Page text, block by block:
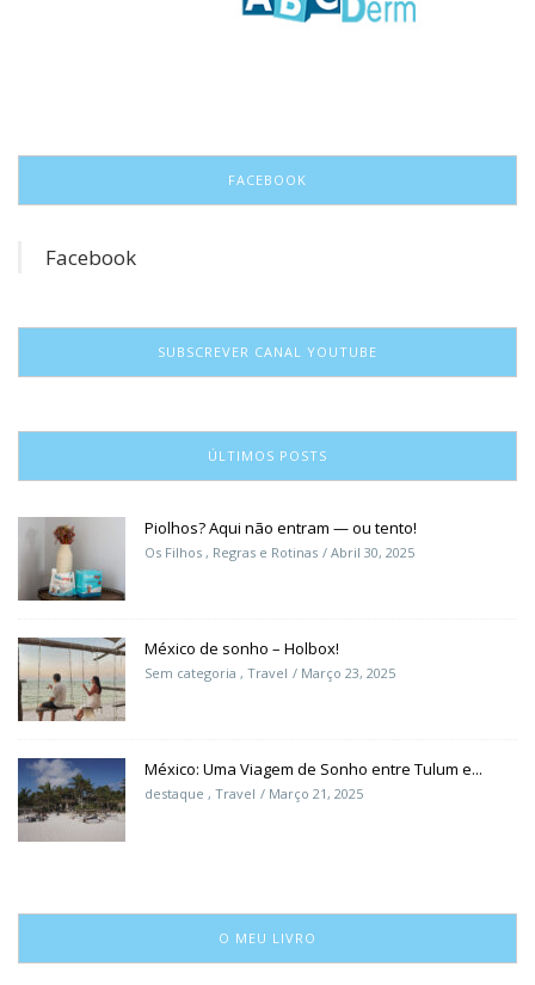
FACEBOOK
Facebook
SUBSCREVER CANAL YOUTUBE
ÚLTIMOS POSTS
Piolhos? Aqui não entram — ou tento!
Os Filhos , Regras e Rotinas Abril 30, 2025
México de sonho – Holbox!
Sem categoria , Travel Março 23, 2025
México: Uma Viagem de Sonho entre Tulum e...
destaque , Travel Março 21, 2025
O MEU LIVRO